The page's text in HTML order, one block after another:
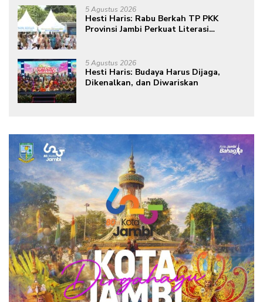
masa depan sudah ada di tangan”
5 Agustus 2026
Hesti Haris: Rabu Berkah TP PKK
Provinsi Jambi Perkuat Literasi
5 Agustus 2026
Hesti Haris: Budaya Harus Dijaga,
Dikenalkan, dan Diwariskan